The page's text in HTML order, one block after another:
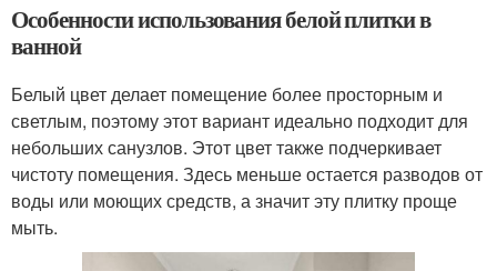
Особенности использования белой плитки в
ванной
Белый цвет делает помещение более просторным и
светлым, поэтому этот вариант идеально подходит для
небольших санузлов. Этот цвет также подчеркивает
чистоту помещения. Здесь меньше остается разводов от
воды или моющих средств, а значит эту плитку проще
мыть.